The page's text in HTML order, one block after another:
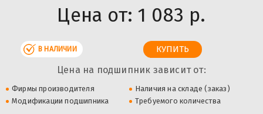
Цена от: 1 083 р.
В НАЛИЧИИ
Цена на подшипник зависит от:
Фирмы производителя
Наличия на складе (заказ)
Модификации подшипника
Требуемого количества